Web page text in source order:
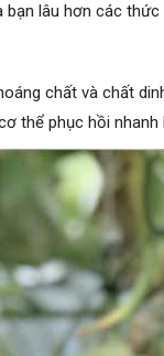
lâu hơn các
chất và chất
thể phục hồi